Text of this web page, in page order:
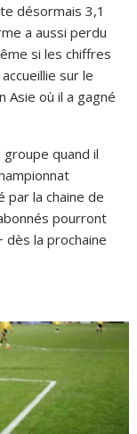
désormais 3,1
a aussi perdu
si les chiffres
sur le
Asie où il a gagné
groupe quand il
par la chaine de
pourront
la prochaine